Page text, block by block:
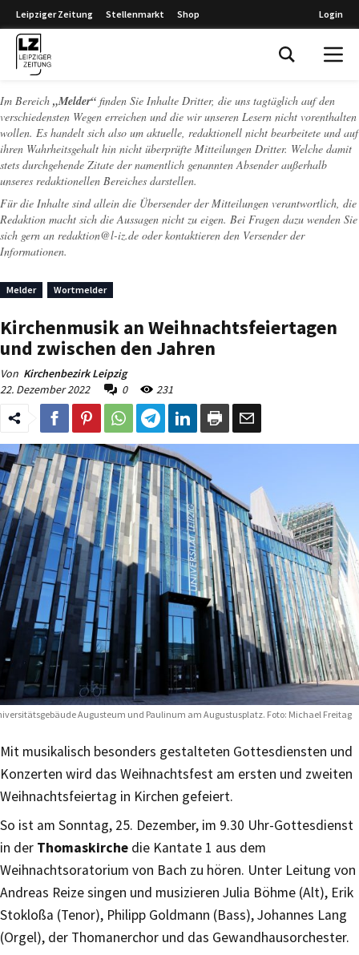
Leipziger Zeitung Stellenmarkt Shop Login
Im Bereich „Melder“ finden Sie Inhalte Dritter, die uns tagtäglich auf den
verschiedensten Wegen erreichen und die wir unseren Lesern nicht vorenthalten
wollen. Es handelt sich also um aktuelle, redaktionell nicht bearbeitete und auf
ihren Wahrheitsgehalt hin nicht überprüfte Mitteilungen Dritter. Welche damit
stets durchgehende Zitate der namentlich genannten Absender außerhalb
unseres redaktionellen Bereiches darstellen.
Für die Inhalte sind allein die Übersender der Mitteilungen verantwortlich, die
Redaktion macht sich die Aussagen nicht zu eigen. Bei Fragen dazu wenden Sie
sich gern an redaktion@l-iz.de oder kontaktieren den Versender der
Informationen.
Melder Wortmelder
Kirchenmusik an Weihnachtsfeiertagen
und zwischen den Jahren
Von Kirchenbezirk Leipzig
22. Dezember 2022
0 231
Augusteum und Paulinum am Augustusplatz. Foto: Michael Freitag
Mit musikalisch besonders gestalteten Gottesdiensten und
Konzerten wird das Weihnachtsfest am ersten und zweiten
Weihnachtsfeiertag in Kirchen gefeiert.
So ist am Sonntag, 25. Dezember, im 9.30 Uhr-Gottesdienst
in der Thomaskirche die Kantate 1 aus dem
Weihnachtsoratorium von Bach zu hören. Unter Leitung von
Andreas Reize singen und musizieren Julia Böhme (Alt), Erik
Stokloßa (Tenor), Philipp Goldmann (Bass), Johannes Lang
(Orgel), der Thomanerchor und das Gewandhausorchester.